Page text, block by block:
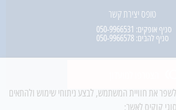
טופס יצירת קשר
סניף אופקים: 050-9966531
סניף להבים:050-9966578
את חוויית המשתמש, לבצע ניתוחי שימוש ולהתאים
קוקיס לאשר: